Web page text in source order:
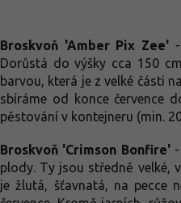
Broskvoň 'Amber Pix Zee'
Dorůstá do výšky cca 150
barvou, která je z velké části
sbíráme od konce července
pěstování v kontejneru (min.
Broskvoň 'Crimson Bonfire'-
plody. Ty jsou středně velké,
je žlutá, šťavnatá, na pecce